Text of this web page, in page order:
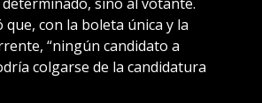
con la boleta única y la
“ningún candidato a
colgarse de la candidatura